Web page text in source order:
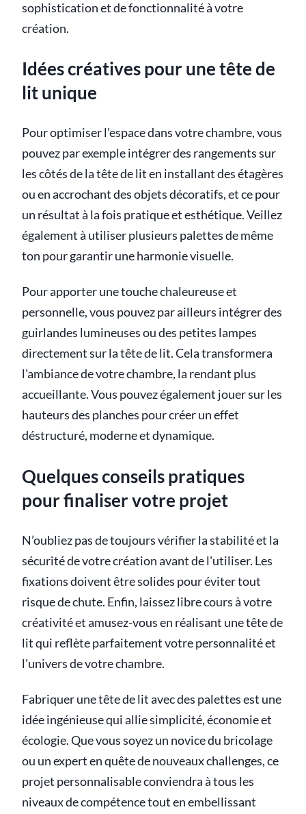
sophistication et de fonctionnalité à votre
création.
Idées créatives pour une tête de
lit unique
Pour optimiser l'espace dans votre chambre, vous
pouvez par exemple intégrer des rangements sur
les côtés de la tête de lit en installant des étagères
ou en accrochant des objets décoratifs, et ce pour
un résultat à la fois pratique et esthétique. Veillez
également à utiliser plusieurs palettes de même
ton pour garantir une harmonie visuelle.
Pour apporter une touche chaleureuse et
personnelle, vous pouvez par ailleurs intégrer des
guirlandes lumineuses ou des petites lampes
directement sur la tête de lit. Cela transformera
l'ambiance de votre chambre, la rendant plus
accueillante. Vous pouvez également jouer sur les
hauteurs des planches pour créer un effet
déstructuré, moderne et dynamique.
Quelques conseils pratiques
pour finaliser votre projet
N’oubliez pas de toujours vérifier la stabilité et la
sécurité de votre création avant de l'utiliser. Les
fixations doivent être solides pour éviter tout
risque de chute. Enfin, laissez libre cours à votre
créativité et amusez-vous en réalisant une tête de
lit qui reflète parfaitement votre personnalité et
l'univers de votre chambre.
Fabriquer une tête de lit avec des palettes est une
idée ingénieuse qui allie simplicité, économie et
écologie. Que vous soyez un novice du bricolage
ou un expert en quête de nouveaux challenges, ce
projet personnalisable conviendra à tous les
niveaux de compétence tout en embellissant